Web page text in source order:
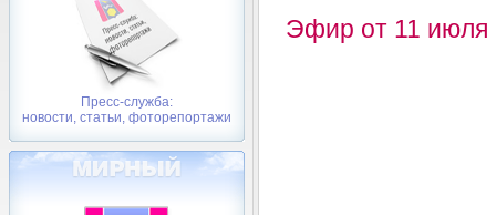
Пресс-служба:
новости, статьи, фоторепортажи
Эфир от 11 июля